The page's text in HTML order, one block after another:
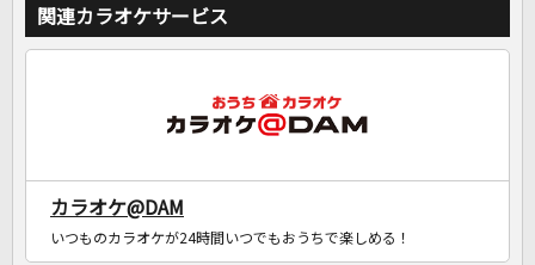
関連カラオケサービス
カラオケ@DAM
いつものカラオケが24時間いつでもおうちで楽しめる！